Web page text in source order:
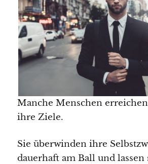
Manche Menschen
ihre Ziele.
Sie überwinden ihre
dauerhaft am Ball und lassen